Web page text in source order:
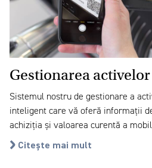
Gestionarea activelor
Sistemul nostru de gestionare a
inteligent care vă oferă informații
achiziția și valoarea curentă a
Citește mai mult